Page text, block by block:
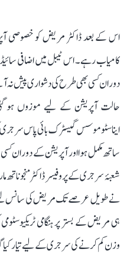
اس کے بعد ڈاکٹر مریض کو خصوصی
کامیاب رہے۔ اس ٹیبل میں اضافی
دوران کسی بھی طرح کی دشواری پیش
حالت آپریشن کے لیے موزوں ہو
ساتھ مکمل ہوا اور آپریشن کے دوران
شعبۂ سرجری کے پروفیسر ڈاکٹر منجوناتھ
نے طویل عرصے تک مریض کی سانس لینے
ہی مریض کے بستر پر ہنگامی
وزن کم کرنے کی سرجری کے لیے تیار کیا